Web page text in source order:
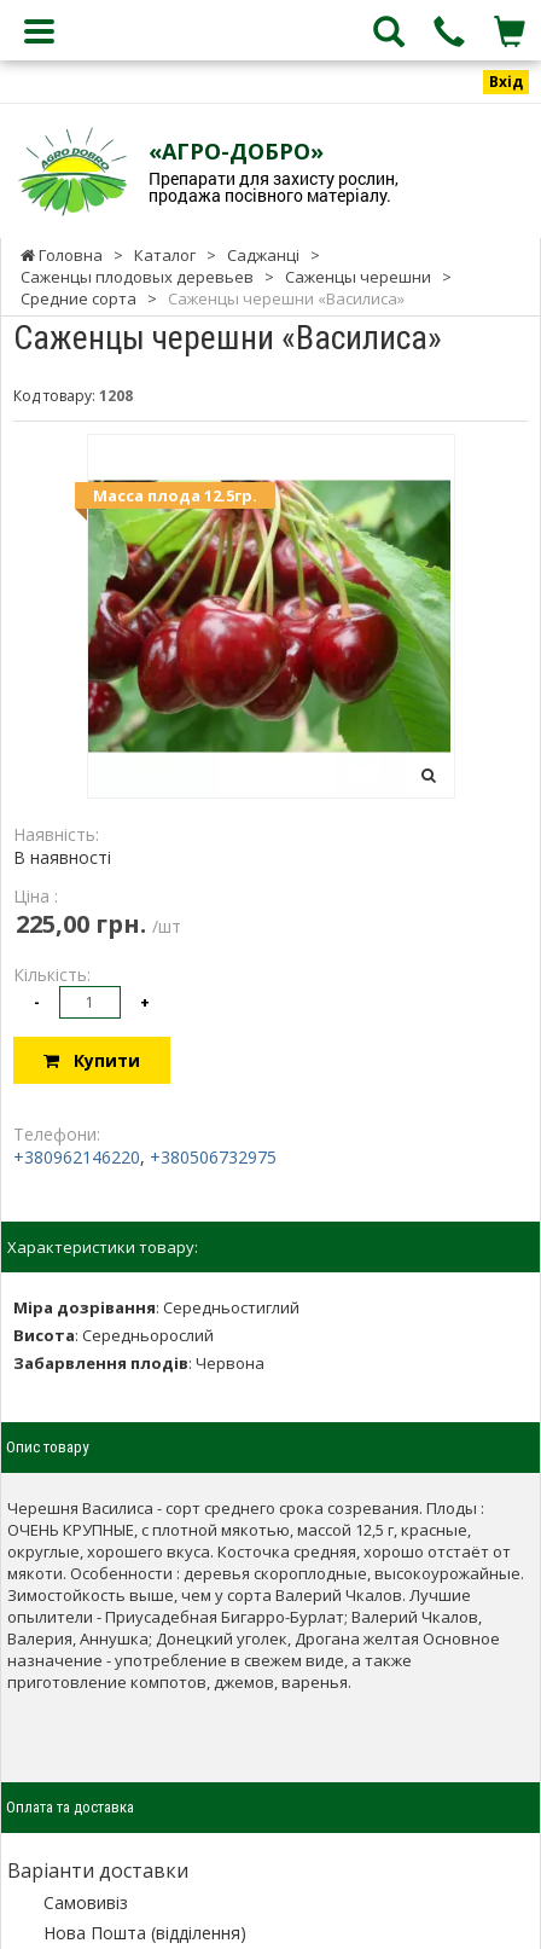
Вхід
«АГРО-ДОБРО»
Препарати для захисту рослин,
продажа посівного матеріалу.
Головна > Каталог > Саджанці
>
Саженцы плодовых деревьев
> Саженцы черешни
>
Средние сорта
> Саженцы черешни «Василиса»
Саженцы черешни «Василиса»
Код товару: 1208
Масса плода 12.5гр.
Наявність:
В наявності
Ціна :
225,00 грн. /шт
Кількість:
- +
Купити
Телефони:
+380962146220, +380506732975
Характеристики товару:
Міра дозрівання: Середньостиглий
Висота: Середньорослий
Забарвлення плодів: Червона
Опис товару
Черешня Василиса - сорт среднего срока созревания. Плоды :
ОЧЕНЬ КРУПНЫЕ, с плотной мякотью, массой 12,5 г, красные,
округлые, хорошего вкуса. Косточка средняя, хорошо отстаёт от
мякоти. Особенности : деревья скороплодные, высокоурожайные.
Зимостойкость выше, чем у сорта Валерий Чкалов. Лучшие
опылители - Приусадебная Бигарро-Бурлат; Валерий Чкалов,
Валерия, Аннушка; Донецкий уголек, Дрогана желтая Основное
назначение - употребление в свежем виде, а также
приготовление компотов, джемов, варенья.
Оплата та доставка
Варіанти доставки
Самовивіз
Нова Пошта (відділення)